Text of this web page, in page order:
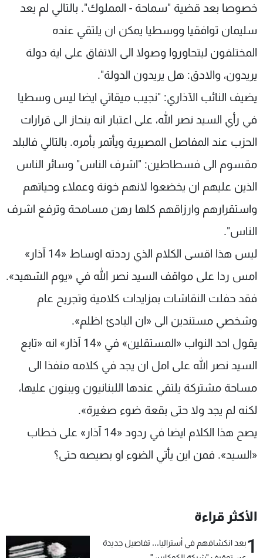
خصوصا بعد قضية "سماحة - المملوك". بالتالي لم يعد
سليمان توافقيا ووسطيا يمكن ان يلتقي عنده
المختلفون ليتحاوروا وصولا الى الاتفاق على اية دولة
يريدون، والادق: هل يريدون الدولة".
يضيف النائب الآذاري: "نجيب ميقاتي ايضا ليس وسطيا
في رأي السيد نصر الله، على اعتبار انه ينحاز الى قرارات
الحزب عند المفاصل المصيرية ويأتمر بأمره. بالتالي فالبلد
مقسوم الى فسطاطين: "اشرف الناس" وسائر الناس
الذين عليهم ان يخضعوا لانهم خونة وعملاء وحياتهم
واستقرارهم وارزاقهم كلها رهن مسامحة وترفع اشرف
الناس".
ليس هذا اقسى الكلام الذي رددته اوساط «14 آذار»
امس ردا على مواقف السيد نصر الله في «يوم الشهيد».
فقد حفلت النقاشات بمزايدات كلامية وتجريح عام
وشخصي مستندين الى «ان البادئ اظلم».
يقول احد النواب «المستقلين» في «14 آذار» انه «تابع
السيد نصر الله على امل ان يجد في كلامه منفذا الى
مساحة مشتركة يلتقي عندها اللبنانيون ويبنون عليها،
لكنه لم يجد ولا حتى بقعة ضوء صغيرة».
يصح هذا الكلام ايضا في ردود «14 آذار» على خطاب
«السيد». فمن اين يأتي الضوء او بصيصه حتى؟
الأكثر قراءة
1بعد انكشافهم في أستراليا... تفاصيل جديدة